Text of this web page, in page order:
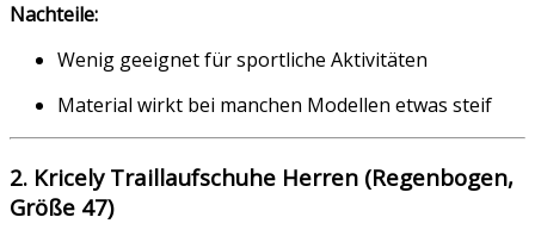
Nachteile:
Wenig geeignet für sportliche Aktivitäten
Material wirkt bei manchen Modellen etwas steif
2. Kricely Traillaufschuhe Herren (Regenbogen,
Größe 47)